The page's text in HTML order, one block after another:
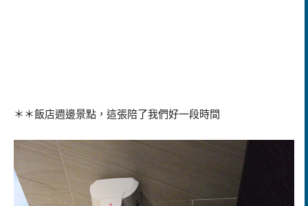
＊＊飯店週邊景點，這張陪了我們好一段時間